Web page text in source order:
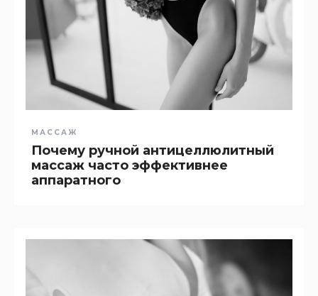
МАССАЖ
Почему ручной антицеллюлитный
массаж часто эффективнее
аппаратного